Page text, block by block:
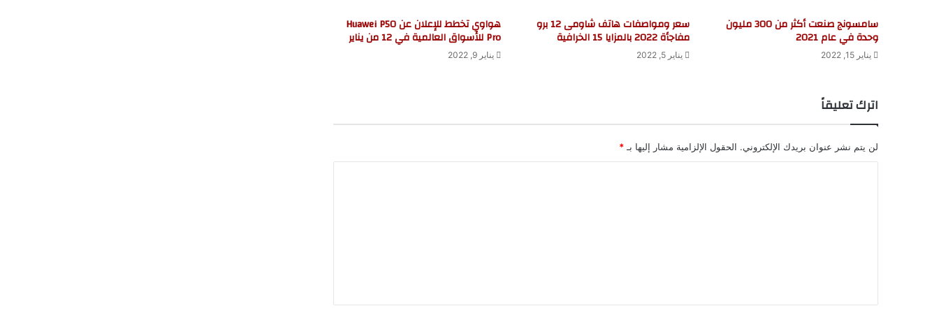
سامسونج صنعت أكثر من 300 مليون
وحدة في عام 2021
يناير 15, 2022
سعر ومواصفات هاتف شاومى 12 برو
مفاجأة 2022 بالمزايا 15 الخرافية
يناير 5, 2022
هواوي تخطط للإعلان عن Huawei P50
Pro للأسواق العالمية في 12 من يناير
يناير 9, 2022
اترك تعليقاً
لن يتم نشر عنوان بريدك الإلكتروني. الحقول الإلزامية مشار إليها بـ *